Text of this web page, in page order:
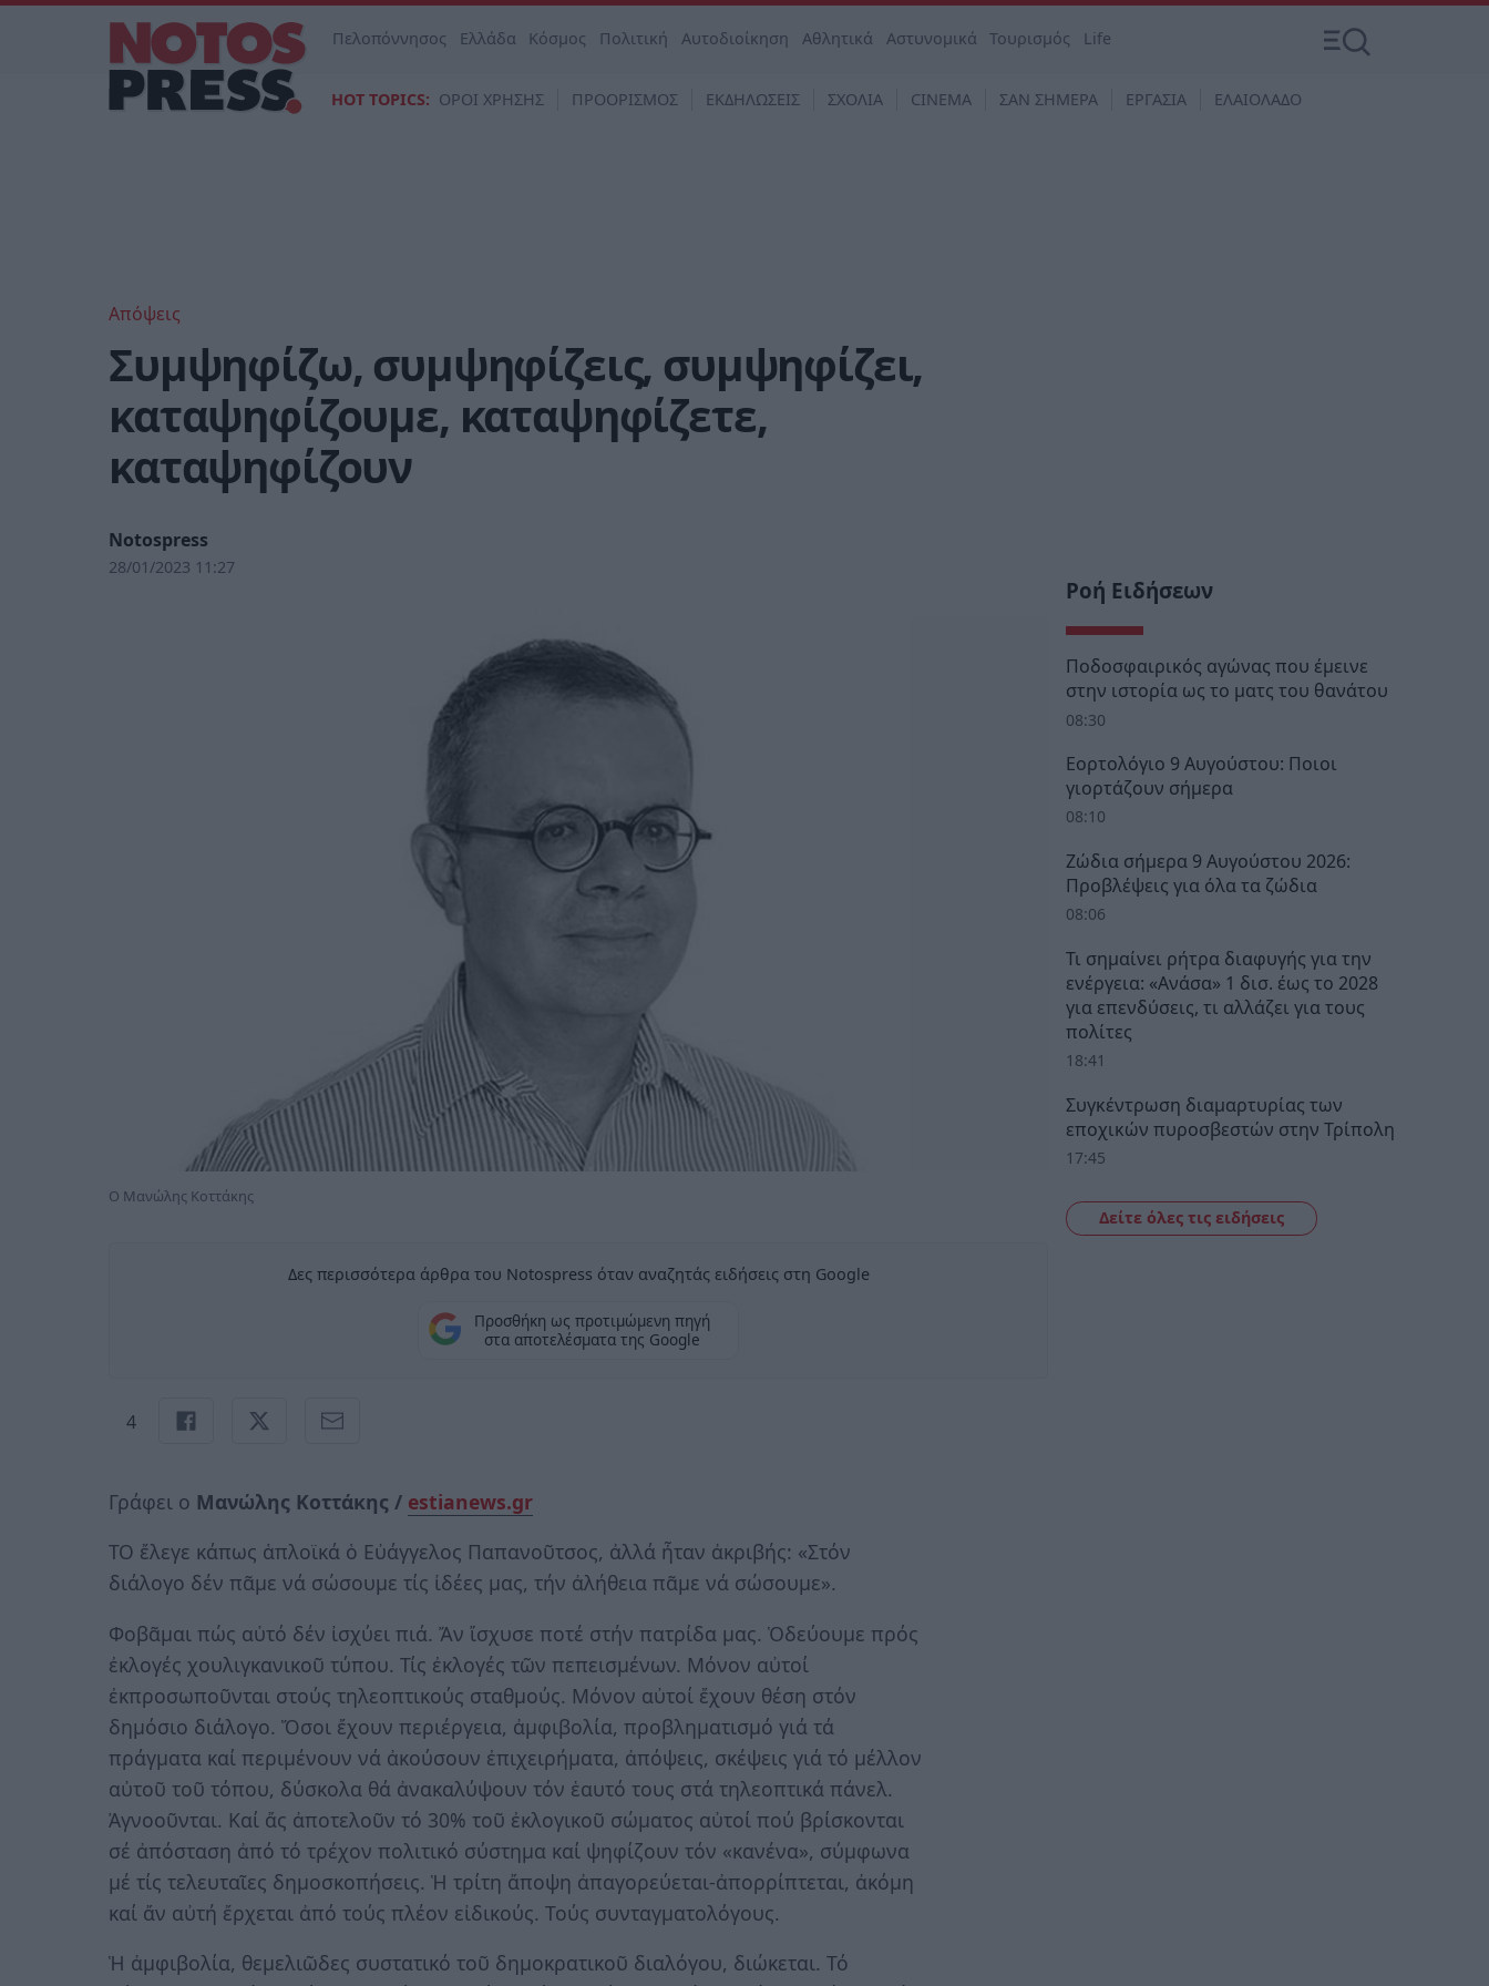
Πελοπόννησος Ελλάδα Κόσμος Πολιτική Αυτοδιοίκηση Αθλητικά Αστυνομικά Τουρισμός Life
HOT TOPICS: ΟΡΟΙ ΧΡΗΣΗΣ ΠΡΟΟΡΙΣΜΟΣ ΕΚΔΗΛΩΣΕΙΣ ΣΧΟΛΙΑ CINEMA ΣΑΝ ΣΗΜΕΡΑ ΕΡΓΑΣΙΑ ΕΛΑΙΟΛΑΔΟ
Απόψεις
Συμψηφίζω, συμψηφίζεις, συμψηφίζει,
καταψηφίζουμε, καταψηφίζετε,
καταψηφίζουν
Notospress
28/01/2023 11:27
O Μανώλης Κοττάκης
Δες περισσότερα άρθρα του Notospress όταν αναζητάς ειδήσεις στη Google
Προσθήκη ως προτιμώμενη πηγή
στα αποτελέσματα της Google
4
Γράφει ο Μανώλης Κοττάκης / estianews.gr
ΤΟ ἔλεγε κάπως ἁπλοϊκά ὁ Εὐάγγελος Παπανοῦτσος, ἀλλά ἦταν ἀκριβής: «Στόν
διάλογο δέν πᾶμε νά σώσουμε τίς ἰδέες μας, τήν ἀλήθεια πᾶμε νά σώσουμε».
Φοβᾶμαι πώς αὐτό δέν ἰσχύει πιά. Ἄν ἴσχυσε ποτέ στήν πατρίδα μας. Ὁδεύουμε πρός
ἐκλογές χουλιγκανικοῦ τύπου. Τίς ἐκλογές τῶν πεπεισμένων. Μόνον αὐτοί
ἐκπροσωποῦνται στούς τηλεοπτικούς σταθμούς. Μόνον αὐτοί ἔχουν θέση στόν
δημόσιο διάλογο. Ὅσοι ἔχουν περιέργεια, ἀμφιβολία, προβληματισμό γιά τά
πράγματα καί περιμένουν νά ἀκούσουν ἐπιχειρήματα, ἀπόψεις, σκέψεις γιά τό μέλλον
αὐτοῦ τοῦ τόπου, δύσκολα θά ἀνακαλύψουν τόν ἑαυτό τους στά τηλεοπτικά πάνελ.
Ἀγνοοῦνται. Καί ἄς ἀποτελοῦν τό 30% τοῦ ἐκλογικοῦ σώματος αὐτοί πού βρίσκονται
σέ ἀπόσταση ἀπό τό τρέχον πολιτικό σύστημα καί ψηφίζουν τόν «κανένα», σύμφωνα
μέ τίς τελευταῖες δημοσκοπήσεις. Ἡ τρίτη ἄποψη ἀπαγορεύεται-ἀπορρίπτεται, ἀκόμη
καί ἄν αὐτή ἔρχεται ἀπό τούς πλέον εἰδικούς. Τούς συνταγματολόγους.
Ἡ ἀμφιβολία, θεμελιῶδες συστατικό τοῦ δημοκρατικοῦ διαλόγου, διώκεται. Τό
Ροή Ειδήσεων
Ποδοσφαιρικός αγώνας που έμεινε
στην ιστορία ως το ματς του θανάτου
08:30
Εορτολόγιο 9 Αυγούστου: Ποιοι
γιορτάζουν σήμερα
08:10
Ζώδια σήμερα 9 Αυγούστου 2026:
Προβλέψεις για όλα τα ζώδια
08:06
Τι σημαίνει ρήτρα διαφυγής για την
ενέργεια: «Ανάσα» 1 δισ. έως το 2028
για επενδύσεις, τι αλλάζει για τους
πολίτες
18:41
Συγκέντρωση διαμαρτυρίας των
εποχικών πυροσβεστών στην Τρίπολη
17:45
Δείτε όλες τις ειδήσεις